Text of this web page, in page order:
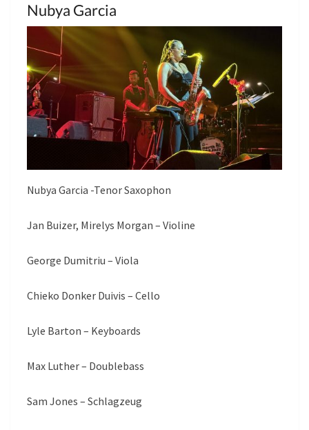
Nubya Garcia
Nubya Garcia -Tenor Saxophon
Jan Buizer, Mirelys Morgan – Violine
George Dumitriu – Viola
Chieko Donker Duivis – Cello
Lyle Barton – Keyboards
Max Luther – Doublebass
Sam Jones – Schlagzeug